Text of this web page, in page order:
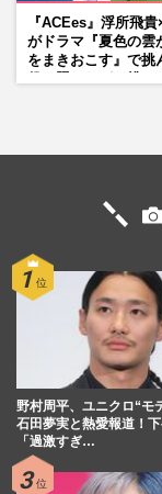
『ACEes』浮所飛
がドラマ『夏色の雲
をまきおこす』で挑
野村周平、ユニクロ“モ
石田夢実と熱愛報道！
「過激すぎ…